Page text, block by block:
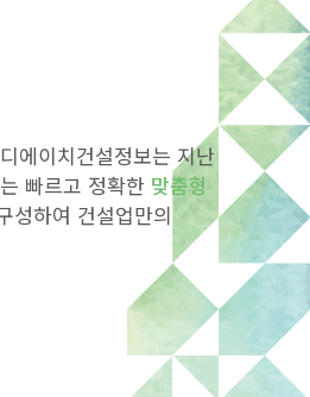
에이치건설정보는 지난
빠르고 정확한 맞춤형
성하여 건설업만의